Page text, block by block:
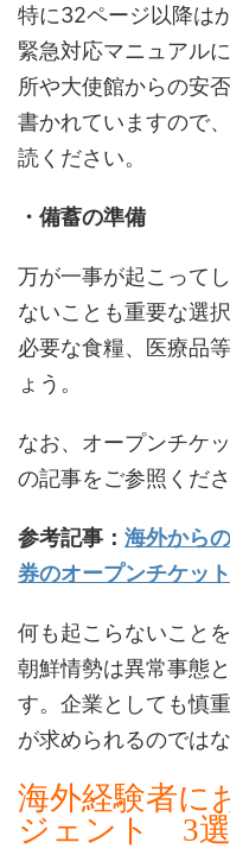
特に32ページ以降は
緊急対応マニュアル
所や大使館からの安
書かれていますので
読ください。
・備蓄の準備
万が一事が起こって
ないことも重要な選
必要な食糧、医療品
ょう。
なお、オープンチケ
の記事をご参照くださ
参考記事： 海外から
券のオープンチケッ
何も起こらないこと
朝鮮情勢は異常事態
す。企業としても慎
が求められるのでは
海外経験者に
ジェント 3選